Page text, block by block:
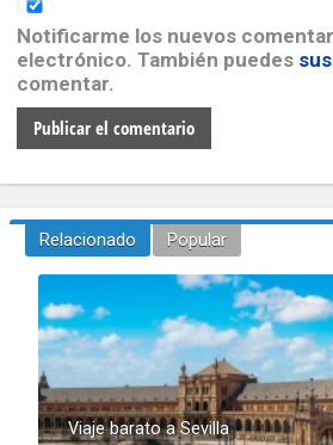
Notificarme los nuevos
electrónico. También puedes
comentar.
Relacionado Popular
Viaje barato a Sevilla